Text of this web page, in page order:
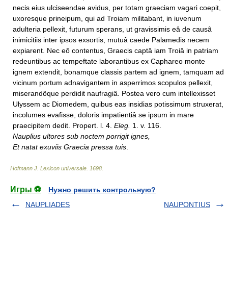
necis eius ulciseendae avidus, per totam graeciam vagari coepit,
uxoresque prineipum, qui ad Troiam militabant, in iuvenum
adulteria pellexit, futurum sperans, ut gravissimis eâ de causâ
inimicitiis inter ipsos exsortis, mutuâ caede Palamedis necem
expiarent. Nec eô contentus, Graecis captâ iam Troiâ in patriam
redeuntibus ac tempeftate laborantibus ex Caphareo monte
ignem extendit, bonamque classis partem ad ignem, tamquam ad
vicinum portum adnavigantem in asperrimos scopulos pellexit,
miserandôque perdidit naufragiâ. Postea vero cum intellexisset
Ulyssem ac Diomedem, quibus eas insidias potissimum struxerat,
incolumes evafisse, doloris impatientiâ se ipsum in mare
praecipitem dedit. Propert. l. 4. Eleg. 1. v. 116.
Nauplius ultores sub noctem porrigit ignes,
Et natat exuviis Graecia pressa tuis
Hofmann J. Lexicon universale 1698
Игры ⚽
Нужно решить контрольную?
NAUPLIADES
NAUPONTIUS